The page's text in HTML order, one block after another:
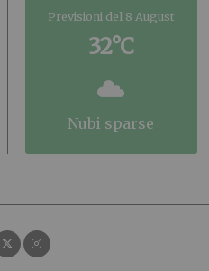
Previsioni del 8 August
32°C
nubi sparse